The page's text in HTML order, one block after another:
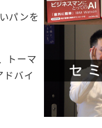
パンを
トーマ
バイ